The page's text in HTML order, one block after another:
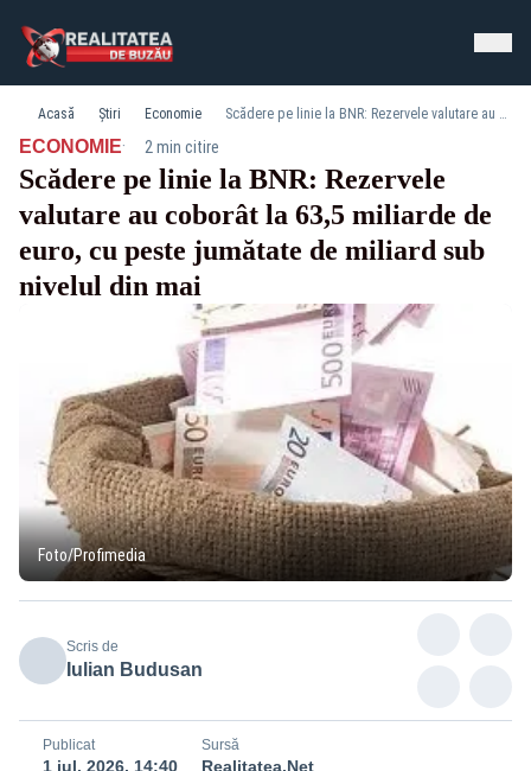
Acasă Știri Economie Scădere pe linie la BNR: Rezervele valutare au coborât la 63,5 miliarde de euro, cu peste jumătate de miliard sub nivelul din mai
ECONOMIE· 2 min citire
Scădere pe linie la BNR: Rezervele
valutare au coborât la 63,5 miliarde de
euro, cu peste jumătate de miliard sub
nivelul din mai
Foto/Profimedia
Scris de
Iulian Budusan
Publicat
1 iul. 2026, 14:40
Sursă
Realitatea.Net